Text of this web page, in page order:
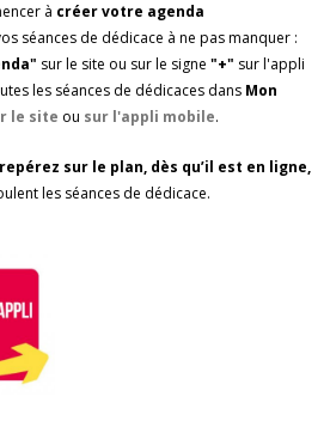
à créer votre agenda
séances de dédicace à ne pas manquer :
sur le site ou sur le signe "+" sur l'appli
les séances de dédicaces dans Mon
le site ou sur l'appli mobile.
repérez sur le plan, dès qu’il est en ligne,
les séances de dédicace.